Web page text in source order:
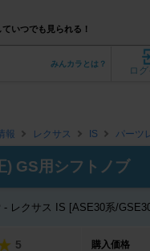
いつでも見られる！
ロ
みんカラとは？
報 レクサス IS パーツ
) GS用シフトノブ
レクサス IS [ASE30系/
5 購入価格